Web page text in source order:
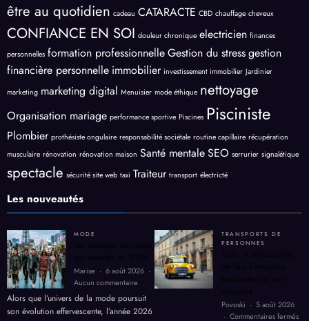
être au quotidien cadeau CATARACTE CBD chauffage cheveux
CONFIANCE EN SOI douleur chronique electricien finances
personnelles formation professionnelleGestion du stressgestion
financière personnelle immobilier investissement immobilier Jardinier
marketing marketing digital Menuisier mode éthique nettoyage
Organisation mariage performance sportive Piscines Pisciniste
Plombier prothésiste ongulaire responsabilité sociétale routine capillaire récupération
musculaire rénovation rénovation maison Santé mentaleSEO serrurier signalétique
spectacle sécurité site web taxi Traiteur transport électricté
Les nouveautés
MODE
Les marques de mode
qui montent en 2026
Marise
6 août 2026
Aucun commentaire
Les
marques
de
Alors que l’univers de la mode poursuit
son évolution effervescente, l’année 2026
TRANSPORTS DE
PERSONNES
Taxi : la philosophie
de Taxi Castagnos
expliquée par son
dirigeant
Povoski
5 août 2026
Commentaires ferméssur